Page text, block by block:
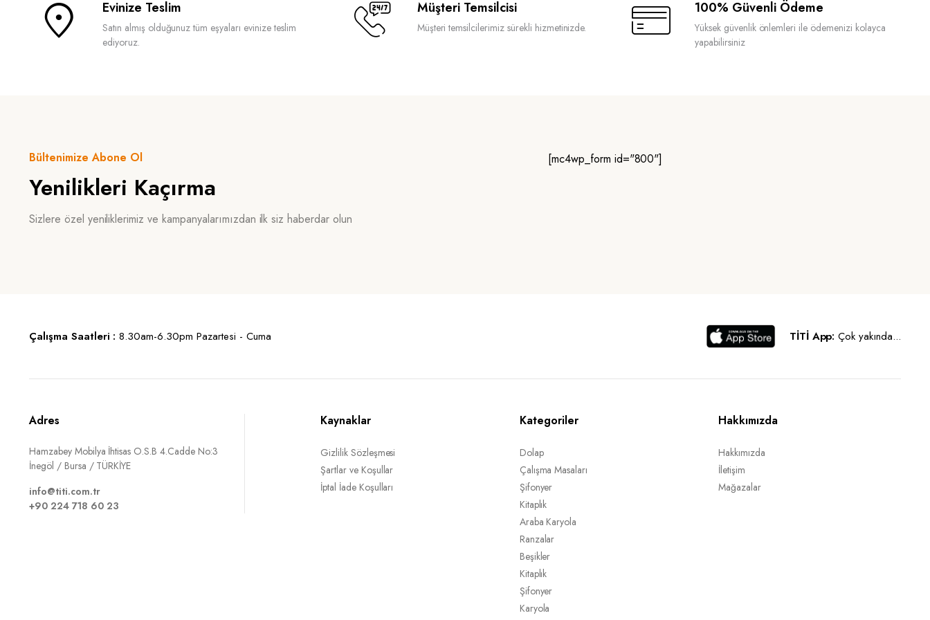
Evinize Teslim
Satın almış olduğunuz tüm eşyaları evinize teslim
ediyoruz.
Müşteri Temsilcisi
Müşteri temsilcilerimiz sürekli hizmetinizde.
100% Güvenli Ödeme
Yüksek güvenlik önlemleri ile ödemenizi kolayca
yapabilirsiniz
Bültenimize Abone Ol
Yenilikleri Kaçırma
Sizlere özel yeniliklerimiz ve kampanyalarımızdan ilk siz haberdar olun
[mc4wp_form id="800"]
Çalışma Saatleri : 8.30am-6.30pm Pazartesi - Cuma TİTİ App: Çok yakında...
Adres
Hamzabey Mobilya İhtisas O.S.B 4.Cadde No:3
İnegöl / Bursa / TÜRKİYE
info@titi.com.tr
+90 224 718 60 23
Kaynaklar
Gizlilik Sözleşmesi
Şartlar ve Koşullar
İptal İade Koşulları
Kategoriler
Dolap
Çalışma Masaları
Şifonyer
Kitaplık
Araba Karyola
Ranzalar
Beşikler
Kitaplık
Şifonyer
Karyola
Hakkımızda
Hakkımızda
İletişim
Mağazalar